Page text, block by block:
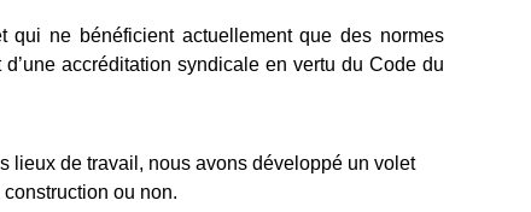
ne bénéficient actuellement que des normes
accréditation syndicale en vertu du Code du
lieux de travail, nous avons développé un volet
ou non.